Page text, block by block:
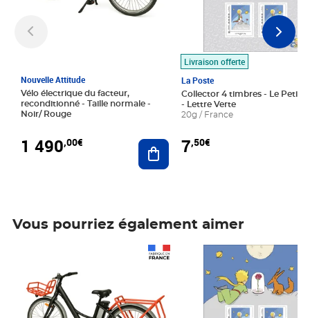
Nouvelle Attitude
Vélo électrique du facteur,
reconditionné - Taille normale -
Noir/ Rouge
1 490,00€ Ajouter au panier
Livraison offerte
La Poste
Collector 4 timbres - Le Petit
- Lettre Verte
20g / France
7,50€
Vous pourriez également aimer
Prix 7,50€